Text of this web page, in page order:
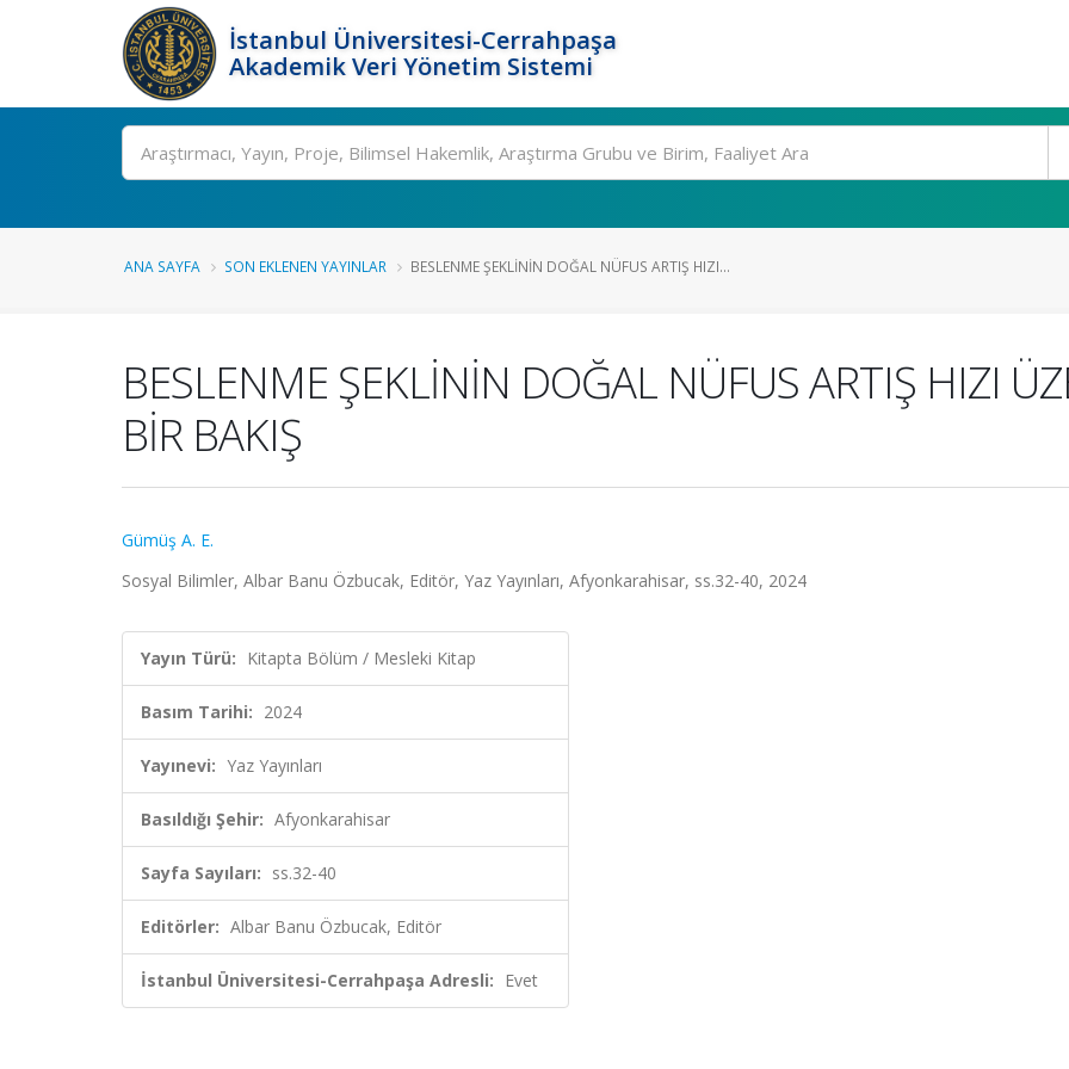
İstanbul Üniversitesi-Cerrahpaşa
Akademik Veri Yönetim Sistemi
Ara
ANA SAYFA SON EKLENEN YAYINLAR BESLENME ŞEKLİNİN DOĞAL NÜFUS ARTIŞ HIZI...
BESLENME ŞEKLİNİN DOĞAL NÜFUS ARTIŞ HIZI
BİR BAKIŞ
Gümüş A. E.
Sosyal Bilimler, Albar Banu Özbucak, Editör, Yaz Yayınları, Afyonkarahisar, ss.32-40, 2024
Yayın Türü: Kitapta Bölüm / Mesleki Kitap
Basım Tarihi: 2024
Yayınevi: Yaz Yayınları
Basıldığı Şehir: Afyonkarahisar
Sayfa Sayıları: ss.32-40
Editörler: Albar Banu Özbucak, Editör
İstanbul Üniversitesi-Cerrahpaşa Adresli: Evet